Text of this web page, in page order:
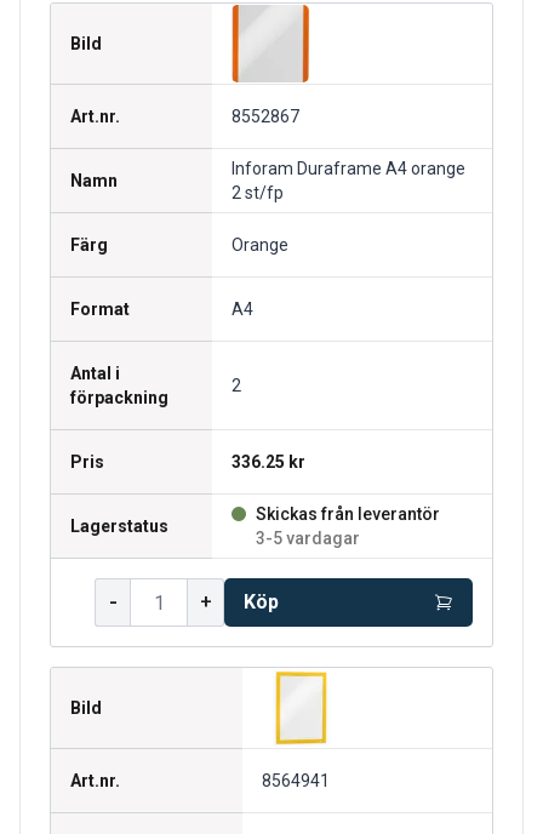
Bild
Art.nr. 8552867
Namn
Inforam Duraframe A4 orange
2 st/fp
Färg Orange
Format A4
Antal i
förpackning
2
Pris 336.25 kr
Lagerstatus
Skickas från leverantör
3-5 vardagar
- + Köp
Bild
Art.nr. 8564941